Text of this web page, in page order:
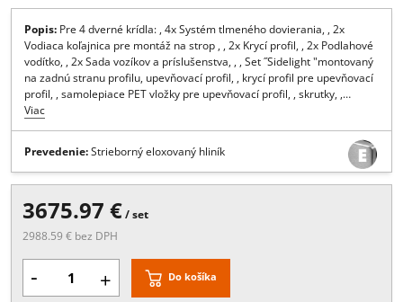
Portavant 60 Twinline set určený
montáž do stropu s fixným
Kód: PV60TW.4S.2F
Popis:
Vodiaca koľajnica pre montáž na strop , , 2x Krycí profil, , 2x
vodítko, , 2x Sada vozíkov a príslušenstva, , , Set ˝Sidelight
na zadnú stranu profilu, upevňovací profil, , krycí profil pre
profil, , samolepiace PET vložky pre upevňovací profil, , skrutky, ,…
Viac